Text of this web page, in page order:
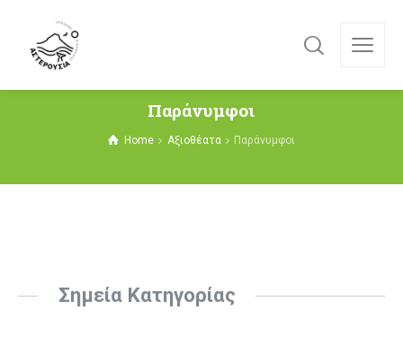
Παράνυμφοι
Home Αξιοθέατα Παράνυμφοι
Σημεία Κατηγορίας